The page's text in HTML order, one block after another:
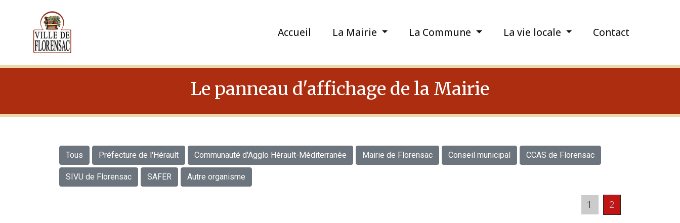
Accueil La Mairie La Commune La vie locale Contact
Le panneau d'affichage de la Mairie
Tous Préfecture de l'Hérault Communauté d'Agglo Hérault-Méditerranée Mairie de Florensac Conseil municipal CCAS de Florensac
SIVU de Florensac SAFER Autre organisme
1 2